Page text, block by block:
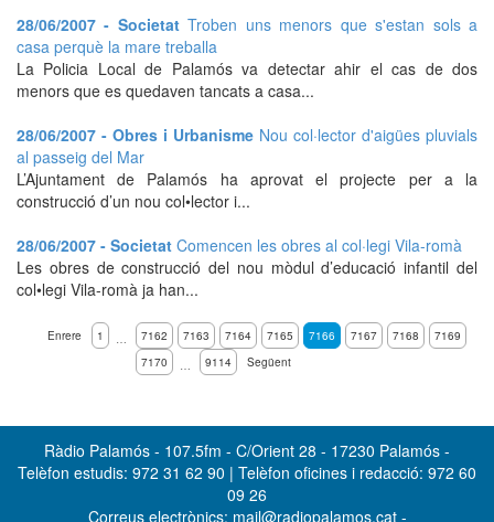
28/06/2007 - SocietatTroben uns menors que s'estan sols a
casa perquè la mare treballa
La Policia Local de Palamós va detectar ahir el cas de dos
menors que es quedaven tancats a casa...
28/06/2007 - Obres i Urbanisme Nou col·lector d'aigües pluvials
al passeig del Mar
L’Ajuntament de Palamós ha aprovat el projecte per a la
construcció d’un nou col•lector i...
28/06/2007 - Societat Comencen les obres al col·legi Vila-romà
Les obres de construcció del nou mòdul d’educació infantil del
col•legi Vila-romà ja han...
Enrere 1 … 7162 7163 7164 7165 7166 7167 7168
7169
7170
… 9114 Següent
Ràdio Palamós - 107.5fm - C/Orient 28 - 17230 Palamós -
Telèfon estudis: 972 31 62 90 | Telèfon oficines i redacció: 972 60
09 26
Correus electrònics: mail@radiopalamos.cat -